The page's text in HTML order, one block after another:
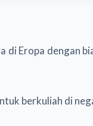
di Eropa dengan
berkuliah di